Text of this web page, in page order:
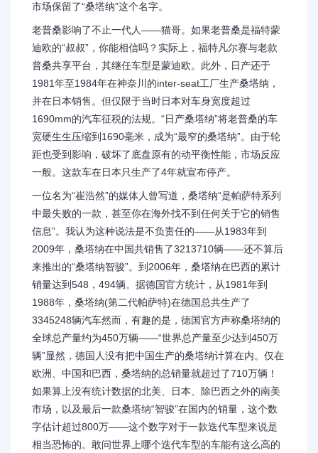
市场保留了“桑塔纳”这个名字。
老普桑影响了不止一代人——猫哥。如果老普桑是福特蒙
迪欧的“叔叔”，你能相信吗？实际上，福特凡尔赛与老款
普桑共享平台，其继任车型是蒙迪欧。此外，日产还于
1981年至1984年在神奈川的inter-seat工厂生产桑塔纳，
并在日本销售。但仅限于当时日本对车身宽度超过
1690mm的汽车征税的法规。“日产桑塔纳”将老普桑的车
宽硬生生压缩到1690毫米，成为“最窄的桑塔纳”。由于轮
距也受到影响，破坏了底盘原有的动平衡性能，市场反应
一般。这款车在日本只生产了4年就宣布停产。
一位名为“崔浩然”的媒体人曾写道，桑塔纳“是帕萨特系列
中最失败的一款，甚至你在海外找不到任何关于它的销售
信息”。我认为这种说法是不负责任的——从1983年到
2009年，桑塔纳在中国共销售了3213710辆——还不算后
来推出的“桑塔纳智骏”。到2006年，桑塔纳在巴西的累计
销量达到548，494辆。据德国官方统计，从1981年到
1988年，桑塔纳(第二代帕萨特)在德国总共生产了
3345248辆汽车然而，有趣的是，德国官方声称桑塔纳的
全球总产量约为450万辆——“世界总产量至少达到450万
辆”显然，德国人没有把中国生产的桑塔纳计算在内。仅在
欧洲、中国和巴西，桑塔纳的总销量就超过了710万辆！
如果算上没有统计数据的北美、日本、除巴西之外的南美
市场，以及最后一款桑塔纳“智骏”在国内的销量，这个数
字估计超过800万——这个数字对于一款迭代车型来说是
相当恐怖的。敢问世界上哪个迭代车型的车能有这么高的